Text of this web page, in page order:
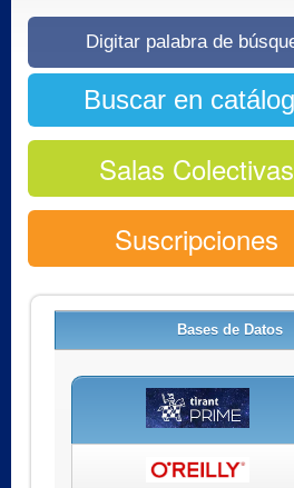
Salas Colectivas
Suscripciones